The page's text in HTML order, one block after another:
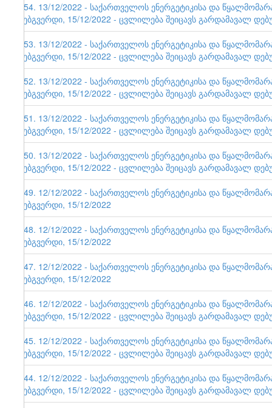
154. 13/12/2022 - საქართველოს ენერგეტიკისა და
ვებგვერდი, 15/12/2022 - ცვლილება შეიცავს გარდამავალ
153. 13/12/2022 - საქართველოს ენერგეტიკისა და
ვებგვერდი, 15/12/2022 - ცვლილება შეიცავს გარდამავალ
152. 13/12/2022 - საქართველოს ენერგეტიკისა და
ვებგვერდი, 15/12/2022 - ცვლილება შეიცავს გარდამავალ
151. 13/12/2022 - საქართველოს ენერგეტიკისა და
ვებგვერდი, 15/12/2022 - ცვლილება შეიცავს გარდამავალ
150. 13/12/2022 - საქართველოს ენერგეტიკისა და
ვებგვერდი, 15/12/2022 - ცვლილება შეიცავს გარდამავალ
149. 12/12/2022 - საქართველოს ენერგეტიკისა და
ვებგვერდი, 15/12/2022
148. 12/12/2022 - საქართველოს ენერგეტიკისა და
ვებგვერდი, 15/12/2022
147. 12/12/2022 - საქართველოს ენერგეტიკისა და
ვებგვერდი, 15/12/2022
146. 12/12/2022 - საქართველოს ენერგეტიკისა და
ვებგვერდი, 15/12/2022 - ცვლილება შეიცავს გარდამავალ
145. 12/12/2022 - საქართველოს ენერგეტიკისა და
ვებგვერდი, 15/12/2022 - ცვლილება შეიცავს გარდამავალ
144. 12/12/2022 - საქართველოს ენერგეტიკისა და
ვებგვერდი, 15/12/2022 - ცვლილება შეიცავს გარდამავალ